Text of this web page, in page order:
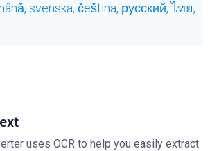
svenska, čeština, русский,ไทย,
uses OCR to help you easily extract